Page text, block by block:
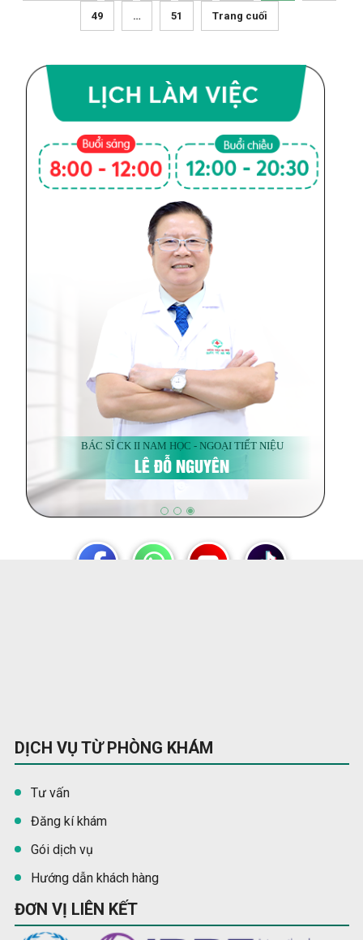
49 … 51 Trang cuối
BÁC SĨ CK II NAM HỌC - NGOẠI TIẾT NIỆU
LÊ ĐỖ NGUYÊN
DỊCH VỤ TỪ PHÒNG KHÁM
Tư vấn
Đăng kí khám
Gói dịch vụ
Hướng dẫn khách hàng
ĐƠN VỊ LIÊN KẾT